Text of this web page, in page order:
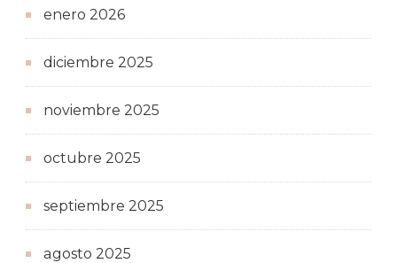
enero 2026
diciembre 2025
noviembre 2025
octubre 2025
septiembre 2025
agosto 2025